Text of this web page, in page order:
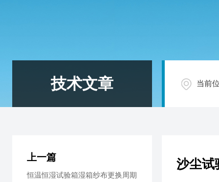
技术文章 当前
沙尘试
上一篇
恒温恒湿试验箱湿箱纱布更换周期